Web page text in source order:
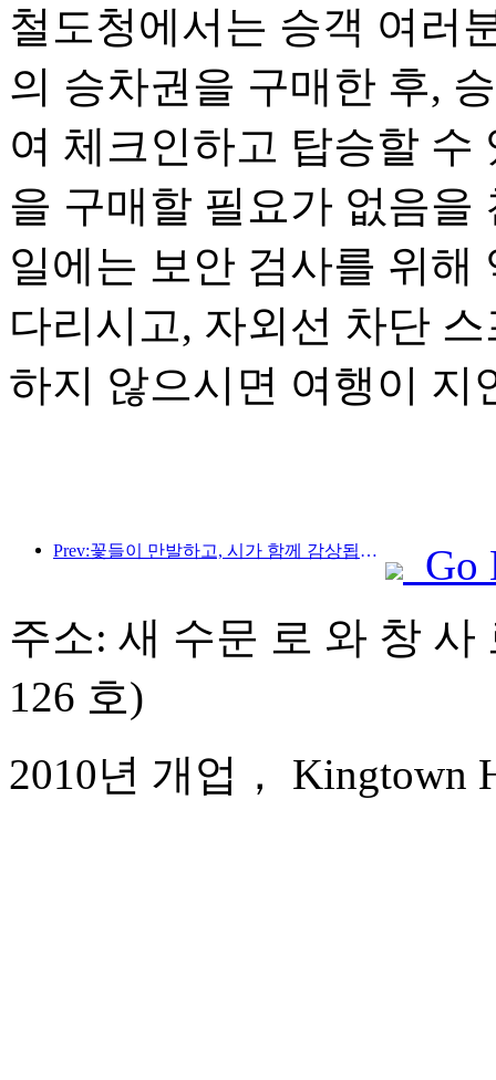
철도청에서는 승객 여러
의 승차권을 구매한 후,
여 체크인하고 탑승할 수
을 구매할 필요가 없음을
일에는 보안 검사를 위해
다리시고, 자외선 차단
하지 않으시면 여행이 지
Prev:꽃들이 만발하고, 시가 함께 감상됩니다. 텐리꽃여신제가 성대하게 시작됩니다!
Go
주소: 새 수문 로 와 창
126 호)
2010년 개업， Kingtown